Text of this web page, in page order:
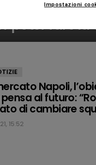
poter fare la
Napoli,
al futuro:
di cambiare
15:52
Impostazioni